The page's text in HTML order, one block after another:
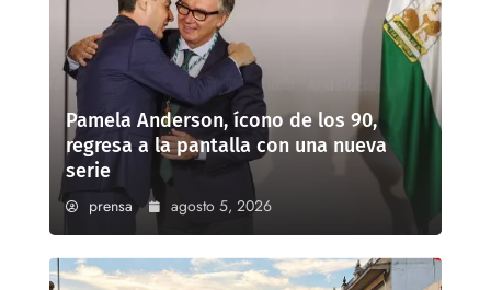
Pamela Anderson, ícono de los 90,
regresa a la pantalla con una nueva
serie
prensa agosto 5, 2026